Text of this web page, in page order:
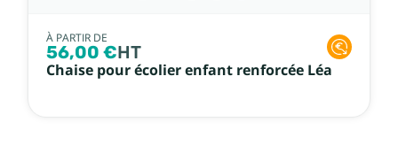
À PARTIR DE
56,00 €HT
Chaise pour écolier enfant renforcée Léa